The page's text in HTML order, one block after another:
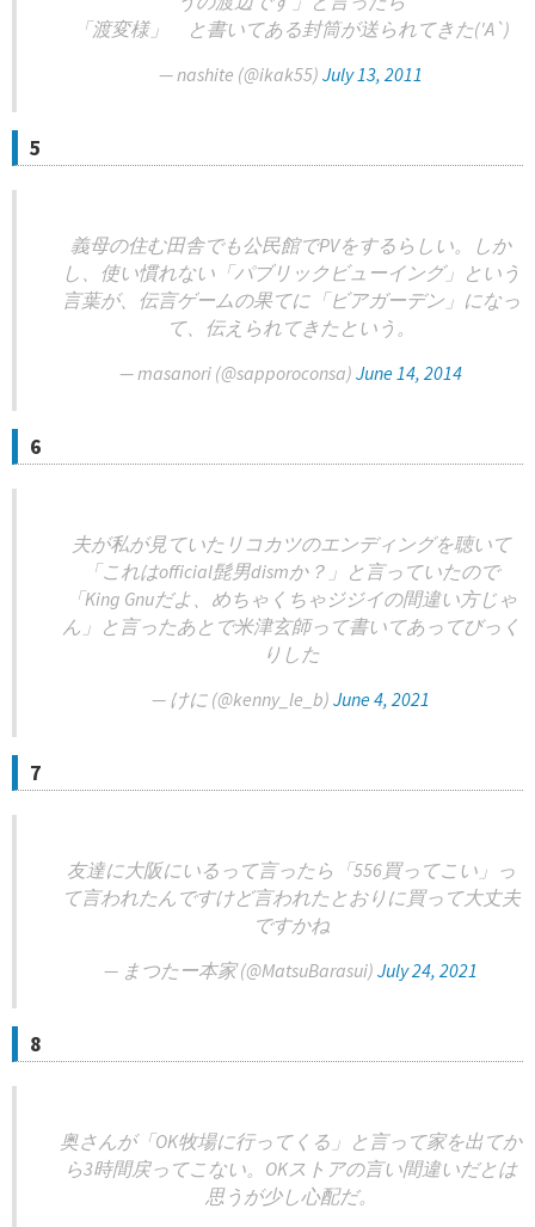
「渡変様」 と書いてある封筒が送られてきた('A`)
— nashite (@ikak55) July 13, 2011
5
義母の住む田舎でも公民館でPVをするらしい。しか
し、使い慣れない「パブリックビューイング」という
言葉が、伝言ゲームの果てに「ビアガーデン」になっ
て、伝えられてきたという。
— masanori (@sapporoconsa) June 14, 2014
6
夫が私が見ていたリコカツのエンディングを聴いて
「これはofficial髭男dismか？」と言っていたので
「King Gnuだよ、めちゃくちゃジジイの間違い方じゃ
ん」と言ったあとで米津玄師って書いてあってびっく
りした
— けに (@kenny_le_b) June 4, 2021
7
友達に大阪にいるって言ったら「556買ってこい」っ
て言われたんですけど言われたとおりに買って大丈夫
ですかね
— まつたー本家 (@MatsuBarasui) July 24, 2021
8
奥さんが「OK牧場に行ってくる」と言って家を出てか
ら3時間戻ってこない。OKストアの言い間違いだとは
思うが少し心配だ。